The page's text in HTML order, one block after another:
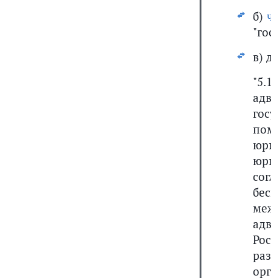
б)
в)